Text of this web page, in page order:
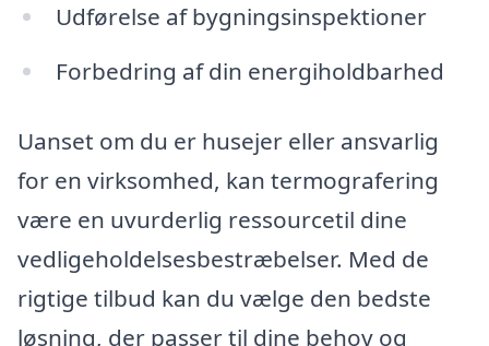
Udførelse af bygningsinspektioner
Forbedring af din energiholdbarhed
Uanset om du er husejer eller ansvarlig
for en virksomhed, kan termografering
være en uvurderlig ressourcetil dine
vedligeholdelsesbestræbelser. Med de
rigtige tilbud kan du vælge den bedste
løsning, der passer til dine behov og